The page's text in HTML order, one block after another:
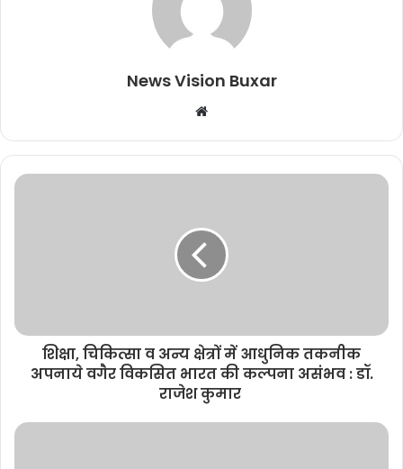
News Vision Buxar
b
s
e
शिक्षा, चिकित्सा व अन्य क्षेत्रों में आधुनिक तकनीक
अपनाये वगैर विकसित भारत की कल्पना असंभव : डॉ.
राजेश कुमार